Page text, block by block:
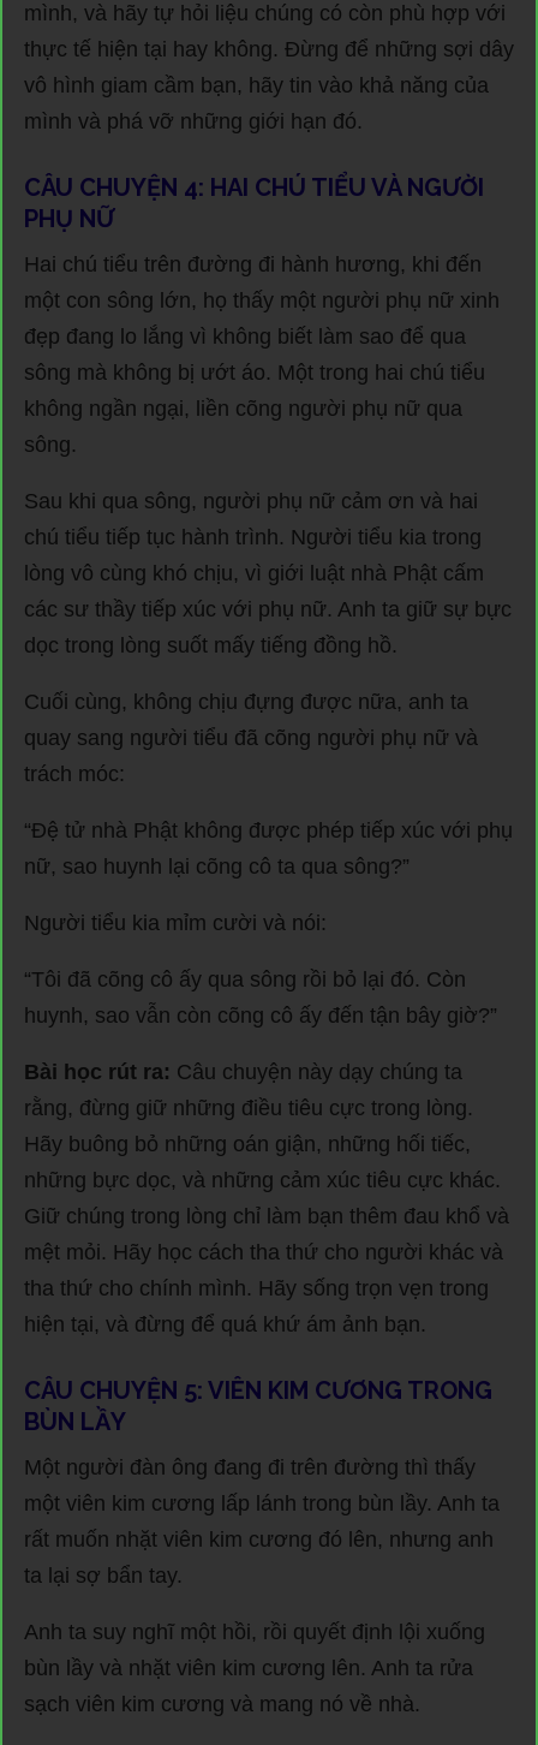
mình, và hãy tự hỏi liệu chúng có còn phù hợp với
thực tế hiện tại hay không. Đừng để những sợi dây
vô hình giam cầm bạn, hãy tin vào khả năng của
mình và phá vỡ những giới hạn đó.
CÂU CHUYỆN 4: HAI CHÚ TIỂU VÀ NGƯỜI
PHỤ NỮ
Hai chú tiểu trên đường đi hành hương, khi đến
một con sông lớn, họ thấy một người phụ nữ xinh
đẹp đang lo lắng vì không biết làm sao để qua
sông mà không bị ướt áo. Một trong hai chú tiểu
không ngần ngại, liền cõng người phụ nữ qua
sông.
Sau khi qua sông, người phụ nữ cảm ơn và hai
chú tiểu tiếp tục hành trình. Người tiểu kia trong
lòng vô cùng khó chịu, vì giới luật nhà Phật cấm
các sư thầy tiếp xúc với phụ nữ. Anh ta giữ sự bực
dọc trong lòng suốt mấy tiếng đồng hồ.
Cuối cùng, không chịu đựng được nữa, anh ta
quay sang người tiểu đã cõng người phụ nữ và
trách móc:
“Đệ tử nhà Phật không được phép tiếp xúc với phụ
nữ, sao huynh lại cõng cô ta qua sông?”
Người tiểu kia mỉm cười và nói:
“Tôi đã cõng cô ấy qua sông rồi bỏ lại đó. Còn
huynh, sao vẫn còn cõng cô ấy đến tận bây giờ?”
Bài học rút ra: Câu chuyện này dạy chúng ta
rằng, đừng giữ những điều tiêu cực trong lòng.
Hãy buông bỏ những oán giận, những hối tiếc,
những bực dọc, và những cảm xúc tiêu cực khác.
Giữ chúng trong lòng chỉ làm bạn thêm đau khổ và
mệt mỏi. Hãy học cách tha thứ cho người khác và
tha thứ cho chính mình. Hãy sống trọn vẹn trong
hiện tại, và đừng để quá khứ ám ảnh bạn.
CÂU CHUYỆN 5: VIÊN KIM CƯƠNG TRONG
BÙN LẦY
Một người đàn ông đang đi trên đường thì thấy
một viên kim cương lấp lánh trong bùn lầy. Anh ta
rất muốn nhặt viên kim cương đó lên, nhưng anh
ta lại sợ bẩn tay.
Anh ta suy nghĩ một hồi, rồi quyết định lội xuống
bùn lầy và nhặt viên kim cương lên. Anh ta rửa
sạch viên kim cương và mang nó về nhà.